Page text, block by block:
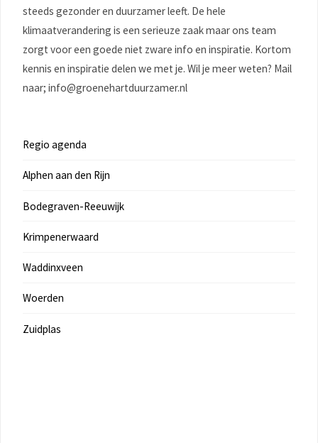
steeds gezonder en duurzamer leeft. De hele
klimaatverandering is een serieuze zaak maar ons team
zorgt voor een goede niet zware info en inspiratie. Kortom
kennis en inspiratie delen we met je. Wil je meer weten? Mail
naar; info@groenehartduurzamer.nl
Regio agenda
Alphen aan den Rijn
Bodegraven-Reeuwijk
Krimpenerwaard
Waddinxveen
Woerden
Zuidplas